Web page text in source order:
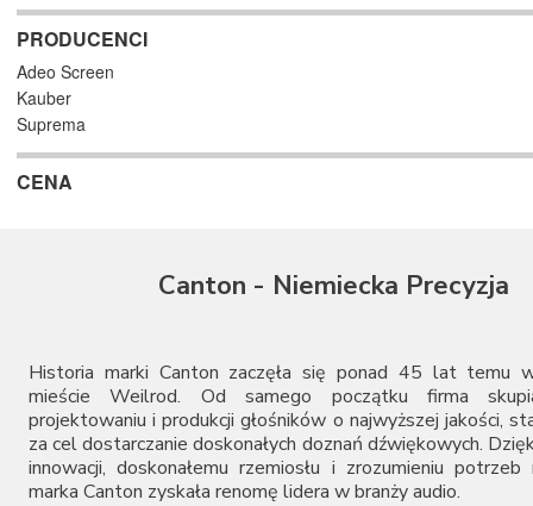
PRODUCENCI
Adeo Screen
Kauber
Suprema
CENA
Canton - Niemiecka Precyzja
Historia marki Canton zaczęła się ponad 45 lat temu
mieście Weilrod. Od samego początku firma
projektowaniu i produkcji głośników o najwyższej jakości,
za cel dostarczanie doskonałych doznań dźwiękowych.
innowacji, doskonałemu rzemiosłu i zrozumieniu potrzeb
marka Canton zyskała renomę lidera w branży audio.